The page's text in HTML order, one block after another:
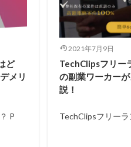
ど
メリ
P
2021年7月9日
TechClipsフリー
の副業ワーカー
説！
TechClipsフリー